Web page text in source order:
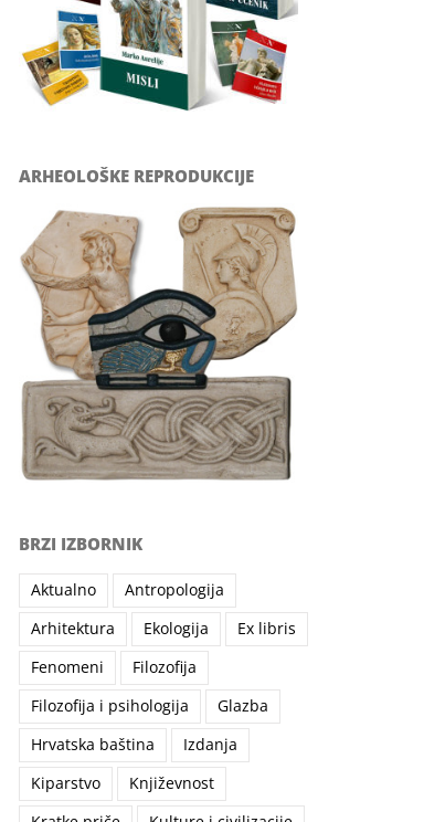
ARHEOLOŠKE REPRODUKCIJE
BRZI IZBORNIK
Aktualno
Antropologija
Arhitektura
Ekologija
Ex libris
Fenomeni
Filozofija
Filozofija i psihologija
Glazba
Hrvatska baština
Izdanja
Kiparstvo
Književnost